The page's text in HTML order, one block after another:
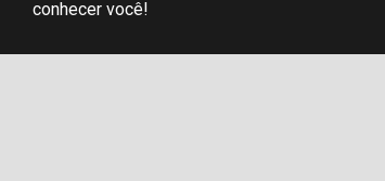
conhecer você!